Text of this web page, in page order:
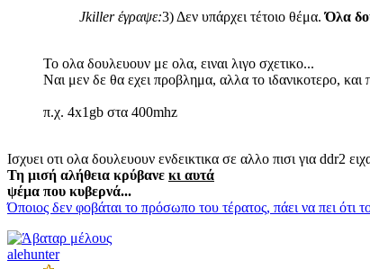
Jkiller έγραψε:3) Δεν υπάρχει τέτοιο θέμα.Όλα
Το ολα δουλευουν με ολα, ειναι λιγο σχετικο...
Ναι μεν δε θα εχει προβλημα, αλλα το ιδανικοτερο,
π.χ. 4x1gb στα 400mhz
Ισχυει οτι ολα δουλευουν ενδεικτικα σε αλλο πισι για ddr2
Τη μισή αλήθεια κρύβανε κι αυτά
ψέμα που κυβερνά...
Όποιος δεν φοβάται το πρόσωπο του τέρατος, πάει να πει ότι
alehunter